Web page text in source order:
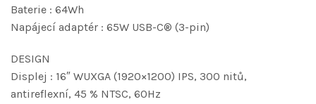
Baterie : 64Wh
Napájecí adaptér : 65W USB-C® (3-pin)
DESIGN
Displej : 16″ WUXGA (1920×1200) IPS, 300 nitů,
antireflexní, 45 % NTSC, 60Hz